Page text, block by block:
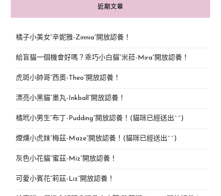
近期文章
橘子小美女“辛妮雅-Zinnia”開放認養！
給盲貓一個機會好嗎？乖巧小白貓“米菈-Mira”開放認養！
虎斑小帥哥“西奧-Theo”開放認養！
漂亮小黑貓“墨丸-Inkball”開放認養！
橘玳小男生“布丁-Pudding”開放認養！(貓咪已經送出^^)
煙燻小虎妹“梅茲-Maze”開放認養！(貓咪已經送出^^)
灰色小花貓“蜜茲-Miz”開放認養！
可愛小賓花“莉茲-Liz”開放認養！